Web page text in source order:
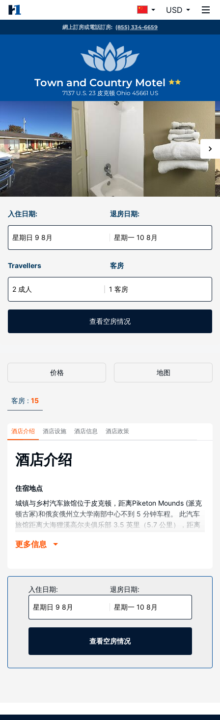
USD
網上訂房或電話訂房: (855) 334-6659
Town and Country Motel
7137 U.S. 23 皮克顿 Ohio 45661 US
入住日期:
星期日 9 8月
退房日期:
星期一 10 8月
Travellers 客房
2 成人 1 客房
查看空房情况
价格 地图
客房 : 15
酒店介绍 酒店设施 酒店信息 酒店政策
酒店介绍
住宿地点
城镇与乡村汽车旅馆位于皮克顿，距离Piketon Mounds (派克
顿古冢)和俄亥俄州立大学南部中心不到 5 分钟车程。 此汽车
旅馆距离大海狸溪高尔夫俱乐部 3.5 英里（5.7 公里），距离
4.1 英里（6.6 公里）。
15 间空调客房提供备有冰箱和微波炉的简易厨房；您定能在旅
途中找到家的舒适。提供免费无线网络，方便您与朋友保持联
系；有线频道可满足您的娱乐需求。便利设施包括茶具/咖啡用
具，而且每天提供客房服务
酒店提供免费自助停车。
更多信息
入住日期:
星期日 9 8月
退房日期:
星期一 10 8月
查看空房情况